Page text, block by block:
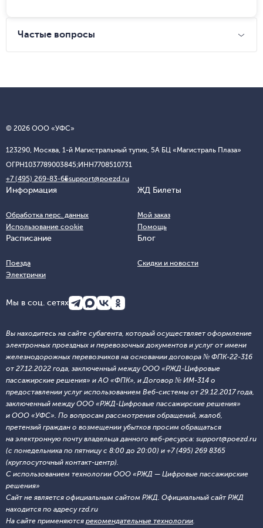
Частые вопросы
© 2026 ООО «УФС»
123290, Москва, 1-й Магистральный тупик, 5А БЦ «Магистраль Плаза»
ОГРН1037789003845;ИНН7708510731
+7 (495) 269-83-65support@poezd.ru
Информация
Обработка перс. данных
Использование cookie
ЖД Билеты
Мой заказ
Помощь
Расписание
Поезда
Электрички
Блог
Скидки и новости
Мы в соц. сетях
Вы находитесь на сайте субагента, который осуществляет оформление
электронных проездных и перевозочных документов и услуг от имени
железнодорожных перевозчиков на основании договора № ФПК-22-316
от 27.12.2022 года, заключенный между ООО «РЖД-Цифровые
пассажирские решения» и АО «ФПК», и Договор № ИМ-314 о
предоставлении услуг использованием Веб-системы от 29.12.2017 года,
заключенный между ООО «РЖД-Цифровые пассажирские решения»
и ООО «УФС». По вопросам рассмотрения обращений, жалоб,
претензий граждан о возмещении убытков просим обращаться
на электронную почту владельца данного веб-ресурса: support@poezd.ru
(с понедельника по пятницу с 8:00 до 20:00) и +7 (495) 269 8365
(круглосуточный контакт-центр).
С использованием технологии ООО «РЖД — Цифровые пассажирские
решения»
Сайт не является официальным сайтом РЖД. Официальный сайт РЖД
находится по адресу rzd.ru
На сайте применяются рекомендательные технологии.